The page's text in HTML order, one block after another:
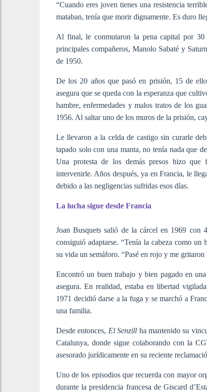
“Cuando eres joven tienes una resistencia
mataban, tenía que morir dignamente. Es duro
Al final, le conmutaron la pena capital por
principales compañeros, Manolo Sabaté y
de 1950.
De los 20 años que pasó en prisión, 15 de
asegura que se queda con la esperanza que
hambre, enfermedades y malos tratos de los
1956. Al saltar uno de los muros de la prisión,
Le llevaron a la celda de castigo sin curarle
tapado solo con una manta, no tenía nada que
Una protesta de los demás presos hizo que
intervenirle. Años después, ya en Francia, le
debido a las negligencias sufridas esos días.
La lucha sigue desde Francia
Joan Busquets salió de la cárcel en 1969 con
consiguió adaptarse. “Tenía la cabeza como
su vida un semáforo. “Pasé en rojo y me gritaron
Encontró un buen trabajo y bien pagado en
asegura. En realidad, estaba en libertad
1971 decidió darse a la fuga y se marchó a
una familia.
Desde entonces, El Senzill ha mantenido su
Catalunya, donde sigue colaborando con la
asesorado jurídicamente en su reciente
Uno de los episodios que recuerda con mayor
durante la presidencia francesa de Giscard